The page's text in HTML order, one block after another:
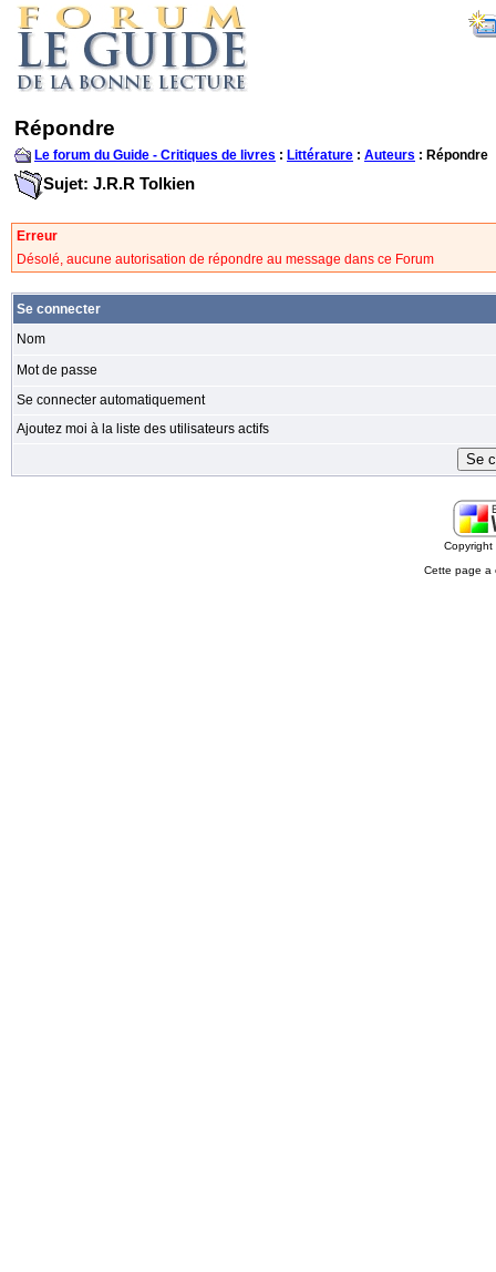
Répondre
Le forum du Guide - Critiques de livres : Littérature : Auteurs : Répondre
Sujet: J.R.R Tolkien
Erreur
Désolé, aucune autorisation de répondre au message dans ce Forum
Se connecter
Nom
Mot de passe
Se connecter automatiquement
Ajoutez moi à la liste des utilisateurs actifs
Cette page a